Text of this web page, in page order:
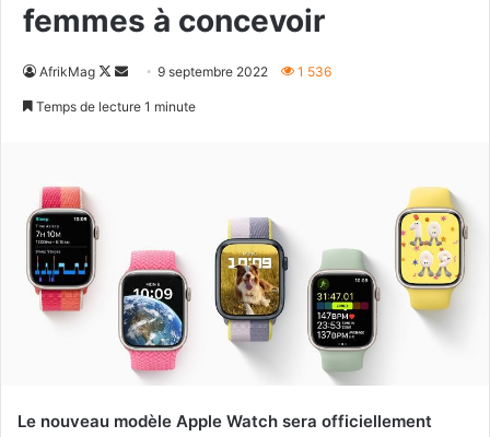
femmes à concevoir
AfrikMag
Follow
Envoyer9 septembre 2022 1 536
Temps de lecture 1 minute
Le nouveau modèle Apple Watch sera officiellement